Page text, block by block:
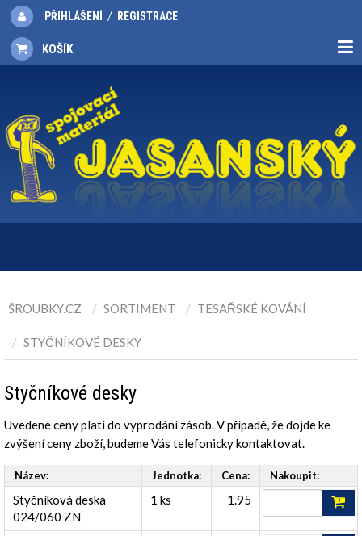
PŘIHLÁŠENÍ / REGISTRACE
KOŠÍK
ŠROUBKY.CZ SORTIMENT TESAŘSKÉ KOVÁNÍ
STYČNÍKOVÉ DESKY
Styčníkové desky
Uvedené ceny platí do vyprodání zásob. V případě, že dojde ke
zvýšení ceny zboží, budeme Vás telefonicky kontaktovat.
Název: Jednotka: Cena: Nakoupit:
Styčníková deska
024/060 ZN
1 ks 1.95